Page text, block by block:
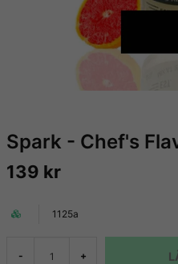
Spark - Chef's
139 kr
1125a
- +